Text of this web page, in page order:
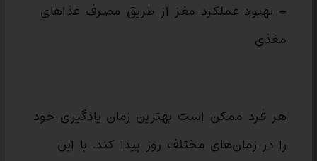
– بهبود عملکرد مغز از طریق مصرف غذاهای
مغذی
هر فرد ممکن است بهترین زمان یادگیری خود
را در زمان‌های مختلف روز پیدا کند. با این